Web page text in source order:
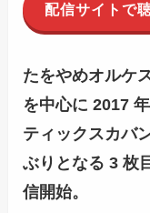
配信サイトで
たをやめオルケ
を中心に 2017
ティックスカバ
ぶりとなる 3 枚
信開始。